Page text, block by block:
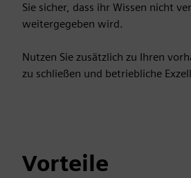
Sie sicher, dass ihr Wissen nicht
weitergegeben wird.
Nutzen Sie zusätzlich zu Ihren
zu schließen und betriebliche
Vorteile